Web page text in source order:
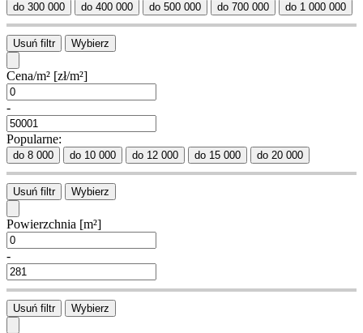
do 300 000 do 400 000 do 500 000 do 700 000 do 1 000 000
Usuń filtr Wybierz
Cena/m² [zł/m²]
-
Popularne:
do 8 000 do 10 000 do 12 000 do 15 000 do 20 000
Usuń filtr Wybierz
Powierzchnia [m²]
-
Usuń filtr Wybierz